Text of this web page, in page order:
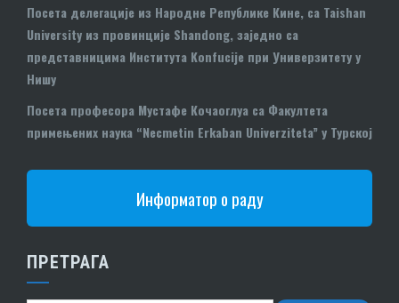
Посета делегације из Народне Републике Кине, са Taishan
University из провинције Shandong, заједно са
представницима Института Konfucije при Универзитету у
Нишу
Посета професора Мустафе Кочаоглуа са Факултета
примењених наука “Necmetin Erkaban Univerziteta” у Турској
Информатор о раду
ПРЕТРАГА